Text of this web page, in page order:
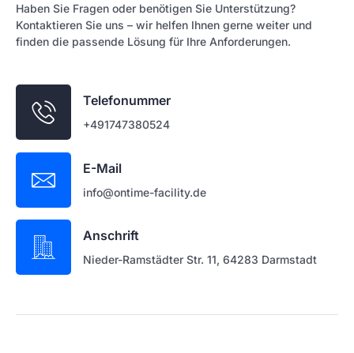
Haben Sie Fragen oder benötigen Sie Unterstützung?
Kontaktieren Sie uns – wir helfen Ihnen gerne weiter und
finden die passende Lösung für Ihre Anforderungen.
Telefonummer
+491747380524
E-Mail
info@ontime-facility.de
Anschrift
Nieder-Ramstädter Str. 11, 64283 Darmstadt